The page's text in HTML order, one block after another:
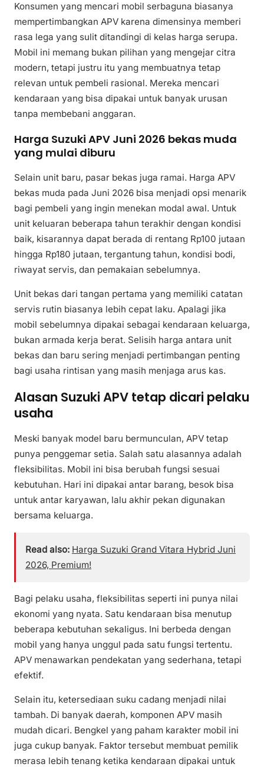
Konsumen yang mencari mobil serbaguna biasanya
mempertimbangkan APV karena dimensinya memberi
rasa lega yang sulit ditandingi di kelas harga serupa.
Mobil ini memang bukan pilihan yang mengejar citra
modern, tetapi justru itu yang membuatnya tetap
relevan untuk pembeli rasional. Mereka mencari
kendaraan yang bisa dipakai untuk banyak urusan
tanpa membebani anggaran.
Harga Suzuki APV Juni 2026 bekas muda
yang mulai diburu
Selain unit baru, pasar bekas juga ramai. Harga APV
bekas muda pada Juni 2026 bisa menjadi opsi menarik
bagi pembeli yang ingin menekan modal awal. Untuk
unit keluaran beberapa tahun terakhir dengan kondisi
baik, kisarannya dapat berada di rentang Rp100 jutaan
hingga Rp180 jutaan, tergantung tahun, kondisi bodi,
riwayat servis, dan pemakaian sebelumnya.
Unit bekas dari tangan pertama yang memiliki catatan
servis rutin biasanya lebih cepat laku. Apalagi jika
mobil sebelumnya dipakai sebagai kendaraan keluarga,
bukan armada kerja berat. Selisih harga antara unit
bekas dan baru sering menjadi pertimbangan penting
bagi usaha rintisan yang masih menjaga arus kas.
Alasan Suzuki APV tetap dicari pelaku
usaha
Meski banyak model baru bermunculan, APV tetap
punya penggemar setia. Salah satu alasannya adalah
fleksibilitas. Mobil ini bisa berubah fungsi sesuai
kebutuhan. Hari ini dipakai antar barang, besok bisa
untuk antar karyawan, lalu akhir pekan digunakan
bersama keluarga.
Read also: Harga Suzuki Grand Vitara Hybrid Juni
2026, Premium!
Bagi pelaku usaha, fleksibilitas seperti ini punya nilai
ekonomi yang nyata. Satu kendaraan bisa menutup
beberapa kebutuhan sekaligus. Ini berbeda dengan
mobil yang hanya unggul pada satu fungsi tertentu.
APV menawarkan pendekatan yang sederhana, tetapi
efektif.
Selain itu, ketersediaan suku cadang menjadi nilai
tambah. Di banyak daerah, komponen APV masih
mudah dicari. Bengkel yang paham karakter mobil ini
juga cukup banyak. Faktor tersebut membuat pemilik
merasa lebih tenang ketika kendaraan dipakai untuk